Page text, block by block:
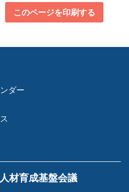
このページを印刷する
ダー
材育成基盤会議